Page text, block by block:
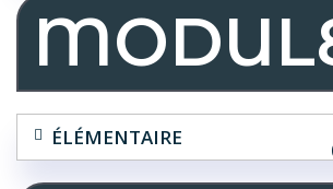
ÉLÉMENTAIRE